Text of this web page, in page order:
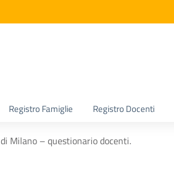
Registro Famiglie Registro Docenti
Milano – questionario docenti.